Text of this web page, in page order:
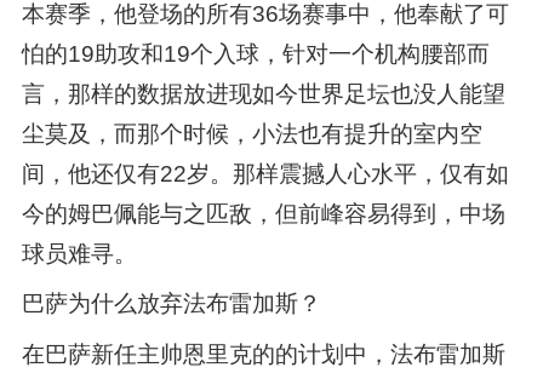
本赛季，他登场的所有36场赛事中，他奉献了可
怕的19助攻和19个入球，针对一个机构腰部而
言，那样的数据放进现如今世界足坛也没人能望
尘莫及，而那个时候，小法也有提升的室内空
间，他还仅有22岁。那样震撼人心水平，仅有如
今的姆巴佩能与之匹敌，但前峰容易得到，中场
球员难寻。
巴萨为什么放弃法布雷加斯？
在巴萨新任主帅恩里克的的计划中，法布雷加斯